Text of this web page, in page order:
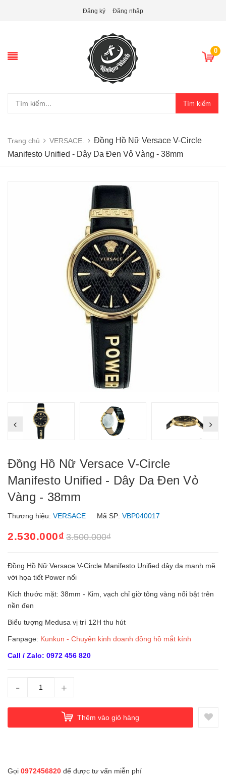
Đăng ký Đăng nhập
0
Tìm kiếm
Trang chủ VERSACE.
Đồng Hồ Nữ Versace V-Circle
Manifesto Unified - Dây Da Đen Vỏ Vàng - 38mm
Đồng Hồ Nữ Versace V-Circle
Manifesto Unified - Dây Da Đen Vỏ
Vàng - 38mm
Thương hiệu: VERSACE Mã SP: VBP040017
2.530.000₫ 3.500.000₫
Đồng Hồ Nữ Versace V-Circle Manifesto Unified dây da mạnh mẽ
với họa tiết Power nổi
Kích thước mặt: 38mm - Kim, vạch chỉ giờ tông vàng nổi bật trên
nền đen
Biểu tượng Medusa vị trí 12H thu hút
Fanpage: Kunkun - Chuyên kinh doanh đồng hồ mắt kính
Call / Zalo: 0972 456 820
- +
Thêm vào giỏ hàng
Gọi 0972456820 để được tư vấn miễn phí